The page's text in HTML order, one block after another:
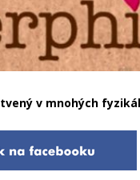
v mnohých